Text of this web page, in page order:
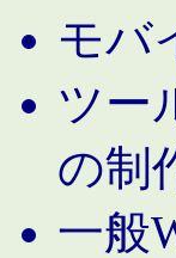
モバ
ツー
の制
一般